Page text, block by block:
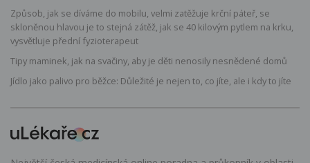
Způsob, jak se díváme do mobilu, velmi zatěžuje krční páteř, se
skloněnou hlavou je to stejná zátěž, jak se 40 kilovým pytlem na krku,
vysvětluje přední fyzioterapeut
Tipy maminek, jak na svačiny, aby je děti nenosily nesnědené domů
Jídlo jako palivo pro běžce: Důležité je nejen to, co jíte, ale i kdy to jíte